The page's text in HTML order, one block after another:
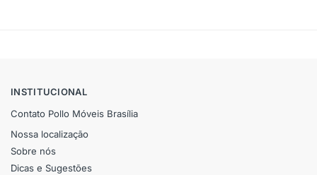
INSTITUCIONAL
Contato Pollo Móveis Brasília
Nossa localização
Sobre nós
Dicas e Sugestões